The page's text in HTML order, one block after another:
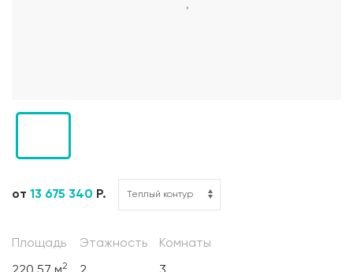
от 13 675 340 Р.
Площадь
2
Этажность Комнаты